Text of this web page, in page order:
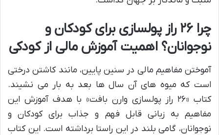
چرا ۲۶ راز پولسازی برای کودکان و
نوجوانان؟ اهمیت آموزش مالی از کودکی
آموختن مفاهیم مالی در سنین پایین، مانند کاشتن درختی
است که میوه های آن سال ها بعد به بار می نشیند.
کتاب «۲۶ راز پولسازی وارن بافت» با هدف آموزش این
مفاهیم به زبانی قابل فهم و جذاب برای کودکان و
نوجوانان، گامی بلند در این راستا برداشته است. این کتاب